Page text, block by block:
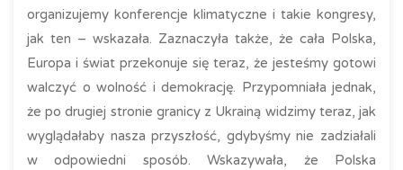
organizujemy konferencje klimatyczne i takie kongresy,
jak ten – wskazała. Zaznaczyła także, że cała Polska,
Europa i świat przekonuje się teraz, że jesteśmy gotowi
walczyć o wolność i demokrację. Przypomniała jednak,
że po drugiej stronie granicy z Ukrainą widzimy teraz, jak
wyglądałaby nasza przyszłość, gdybyśmy nie zadziałali
w odpowiedni sposób. Wskazywała, że Polska